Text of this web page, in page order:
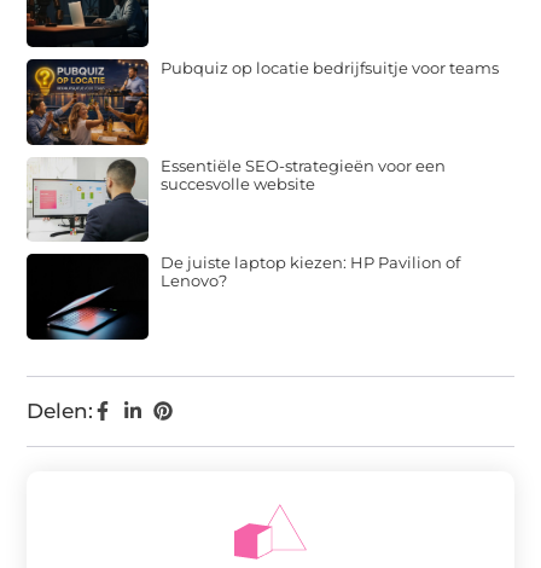
Delen:
Pubquiz op locatie bedrijfsuitje voor teams
Essentiële SEO-strategieën voor een
succesvolle website
De juiste laptop kiezen: HP Pavilion of
Lenovo?